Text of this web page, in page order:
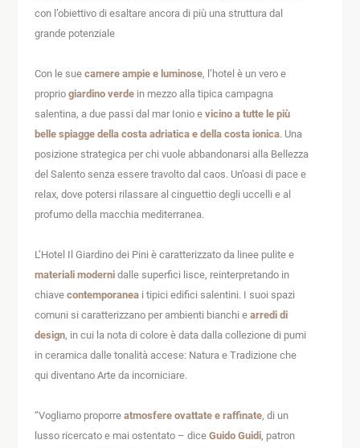
con l’obiettivo di esaltare ancora di più una struttura dal
grande potenziale
Con le sue camere ampie e luminose, l’hotel è un vero e
proprio giardino verdein mezzo alla tipica campagna
salentina, a due passi dal mar Ionio e vicino a tutte le più
belle spiagge della costa adriatica e della costa ionica. Una
posizione strategica per chi vuole abbandonarsi alla Bellezza
del Salento senza essere travolto dal caos. Un’oasi di pace e
relax, dove potersi rilassare al cinguettio degli uccelli e al
profumo della macchia mediterranea.
L’Hotel Il Giardino dei Pini è caratterizzato da linee pulite e
materiali modernidalle superfici lisce, reinterpretando in
chiave contemporaneai tipici edifici salentini. I suoi spazi
comuni si caratterizzano per ambienti bianchi e arredi di
design, in cui la nota di colore è data dalla collezione di pumi
in ceramica dalle tonalità accese: Natura e Tradizione che
qui diventano Arte da incorniciare.
“Vogliamo proporre atmosfere ovattate e raffinate, di un
lusso ricercato e mai ostentato – dice Guido Guidi, patron